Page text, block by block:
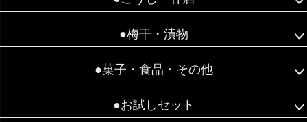
●梅干・漬物
●菓子・食品・その他
●お試しセット